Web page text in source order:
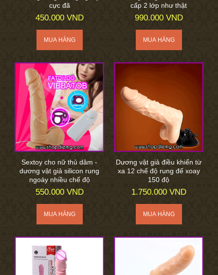
cực đã
450.000 VND
cấp 2 lớp như thật
990.000 VND
Sextoy cho nữ thủ dâm -
dương vật giả silicon rung
ngoáy nhiều chế độ
550.000 VND
Dương vật giả điều khiển từ
xa 12 chế độ rung đế xoay
150 độ
1.750.000 VND